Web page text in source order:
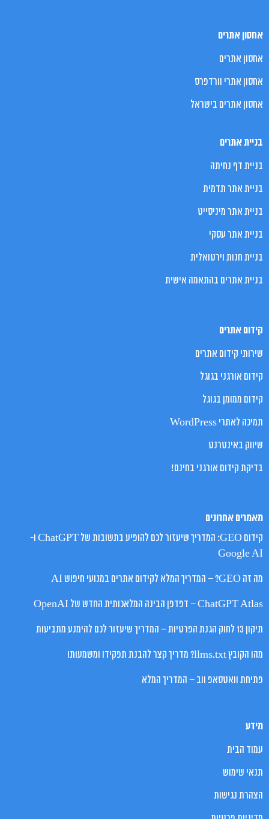
אחסון אתרים
אחסון אתרים
אחסון אתרי וורדפרס
אחסון אתרים בישראל
בניית אתרים
בניית דף נחיתה
בניית אתר תדמית
בניית אתר מיניסייט
בניית אתר עסקי
בניית חנות וירטואלית
בניית אתרים בהתאמה אישית
קידום אתרים
שירותי קידום אתרים
קידום אורגני בגוגל
קידום ממומן בגוגל
תמיכה לאתרי WordPress
שיווק באינטרנט
בדיקת קידום אורגני בחינם!
מאמרים אחרונים
קידום GEO: המדריך שיעזור לכם להופיע בתשובות של ChatGPT ו-
Google AI
מה זה GEO? – המדריך המלא לקידום אתרים במנועי חיפוש AI
ChatGPT Atlas – דפדפן הבינה המלאכותית החדש של OpenAI
תיקון 13 לחוק הגנת הפרטיות – המדריך שיעזור לכם להימנע מתביעות
מהו הקובץ llms.txt? מדריך קצר להבנת תפקידו ומשמעותו
פתיחת וואטסאפ ווב – המדריך המלא
מידע
עמוד הבית
תנאי שימוש
הצהרת נגישות